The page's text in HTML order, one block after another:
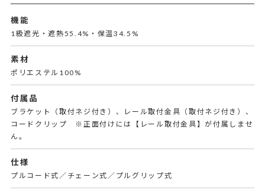
機能
1級遮光・遮熱55.4%・保温34.5%
素材
ポリエステル100%
付属品
ブラケット（取付ネジ付き）、レール取付金具（取付ネジ付き）、
コードクリップ ※正面付けには【レール取付金具】が付属しませ
ん。
仕様
プルコード式／チェーン式／プルグリップ式